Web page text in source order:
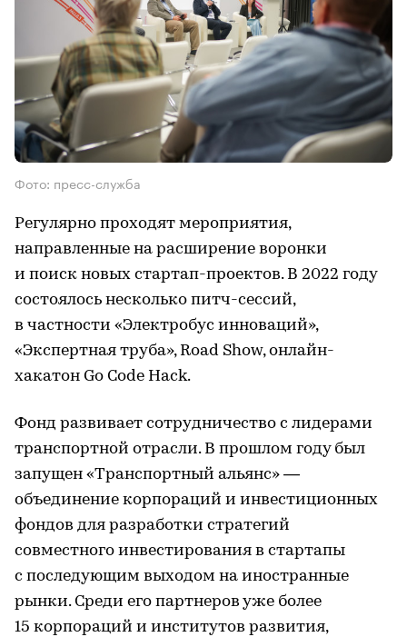
Фото: пресс-служба
Регулярно проходят мероприятия,
направленные на расширение воронки
и поиск новых стартап-проектов. В 2022 году
состоялось несколько питч-сессий,
в частности «Электробус инноваций»,
«Экспертная труба», Road Show, онлайн-
хакатон Go Code Hack.
Фонд развивает сотрудничество с лидерами
транспортной отрасли. В прошлом году был
запущен «Транспортный альянс» —
объединение корпораций и инвестиционных
фондов для разработки стратегий
совместного инвестирования в стартапы
с последующим выходом на иностранные
рынки. Среди его партнеров уже более
15 корпораций и институтов развития,